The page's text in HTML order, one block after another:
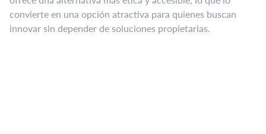
convierte en una opción atractiva para quienes buscan
innovar sin depender de soluciones propietarias.